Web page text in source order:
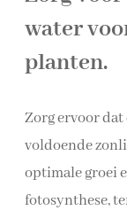
water
planten.
Zorg ervoor
voldoende
optimale groei
fotosynthese,